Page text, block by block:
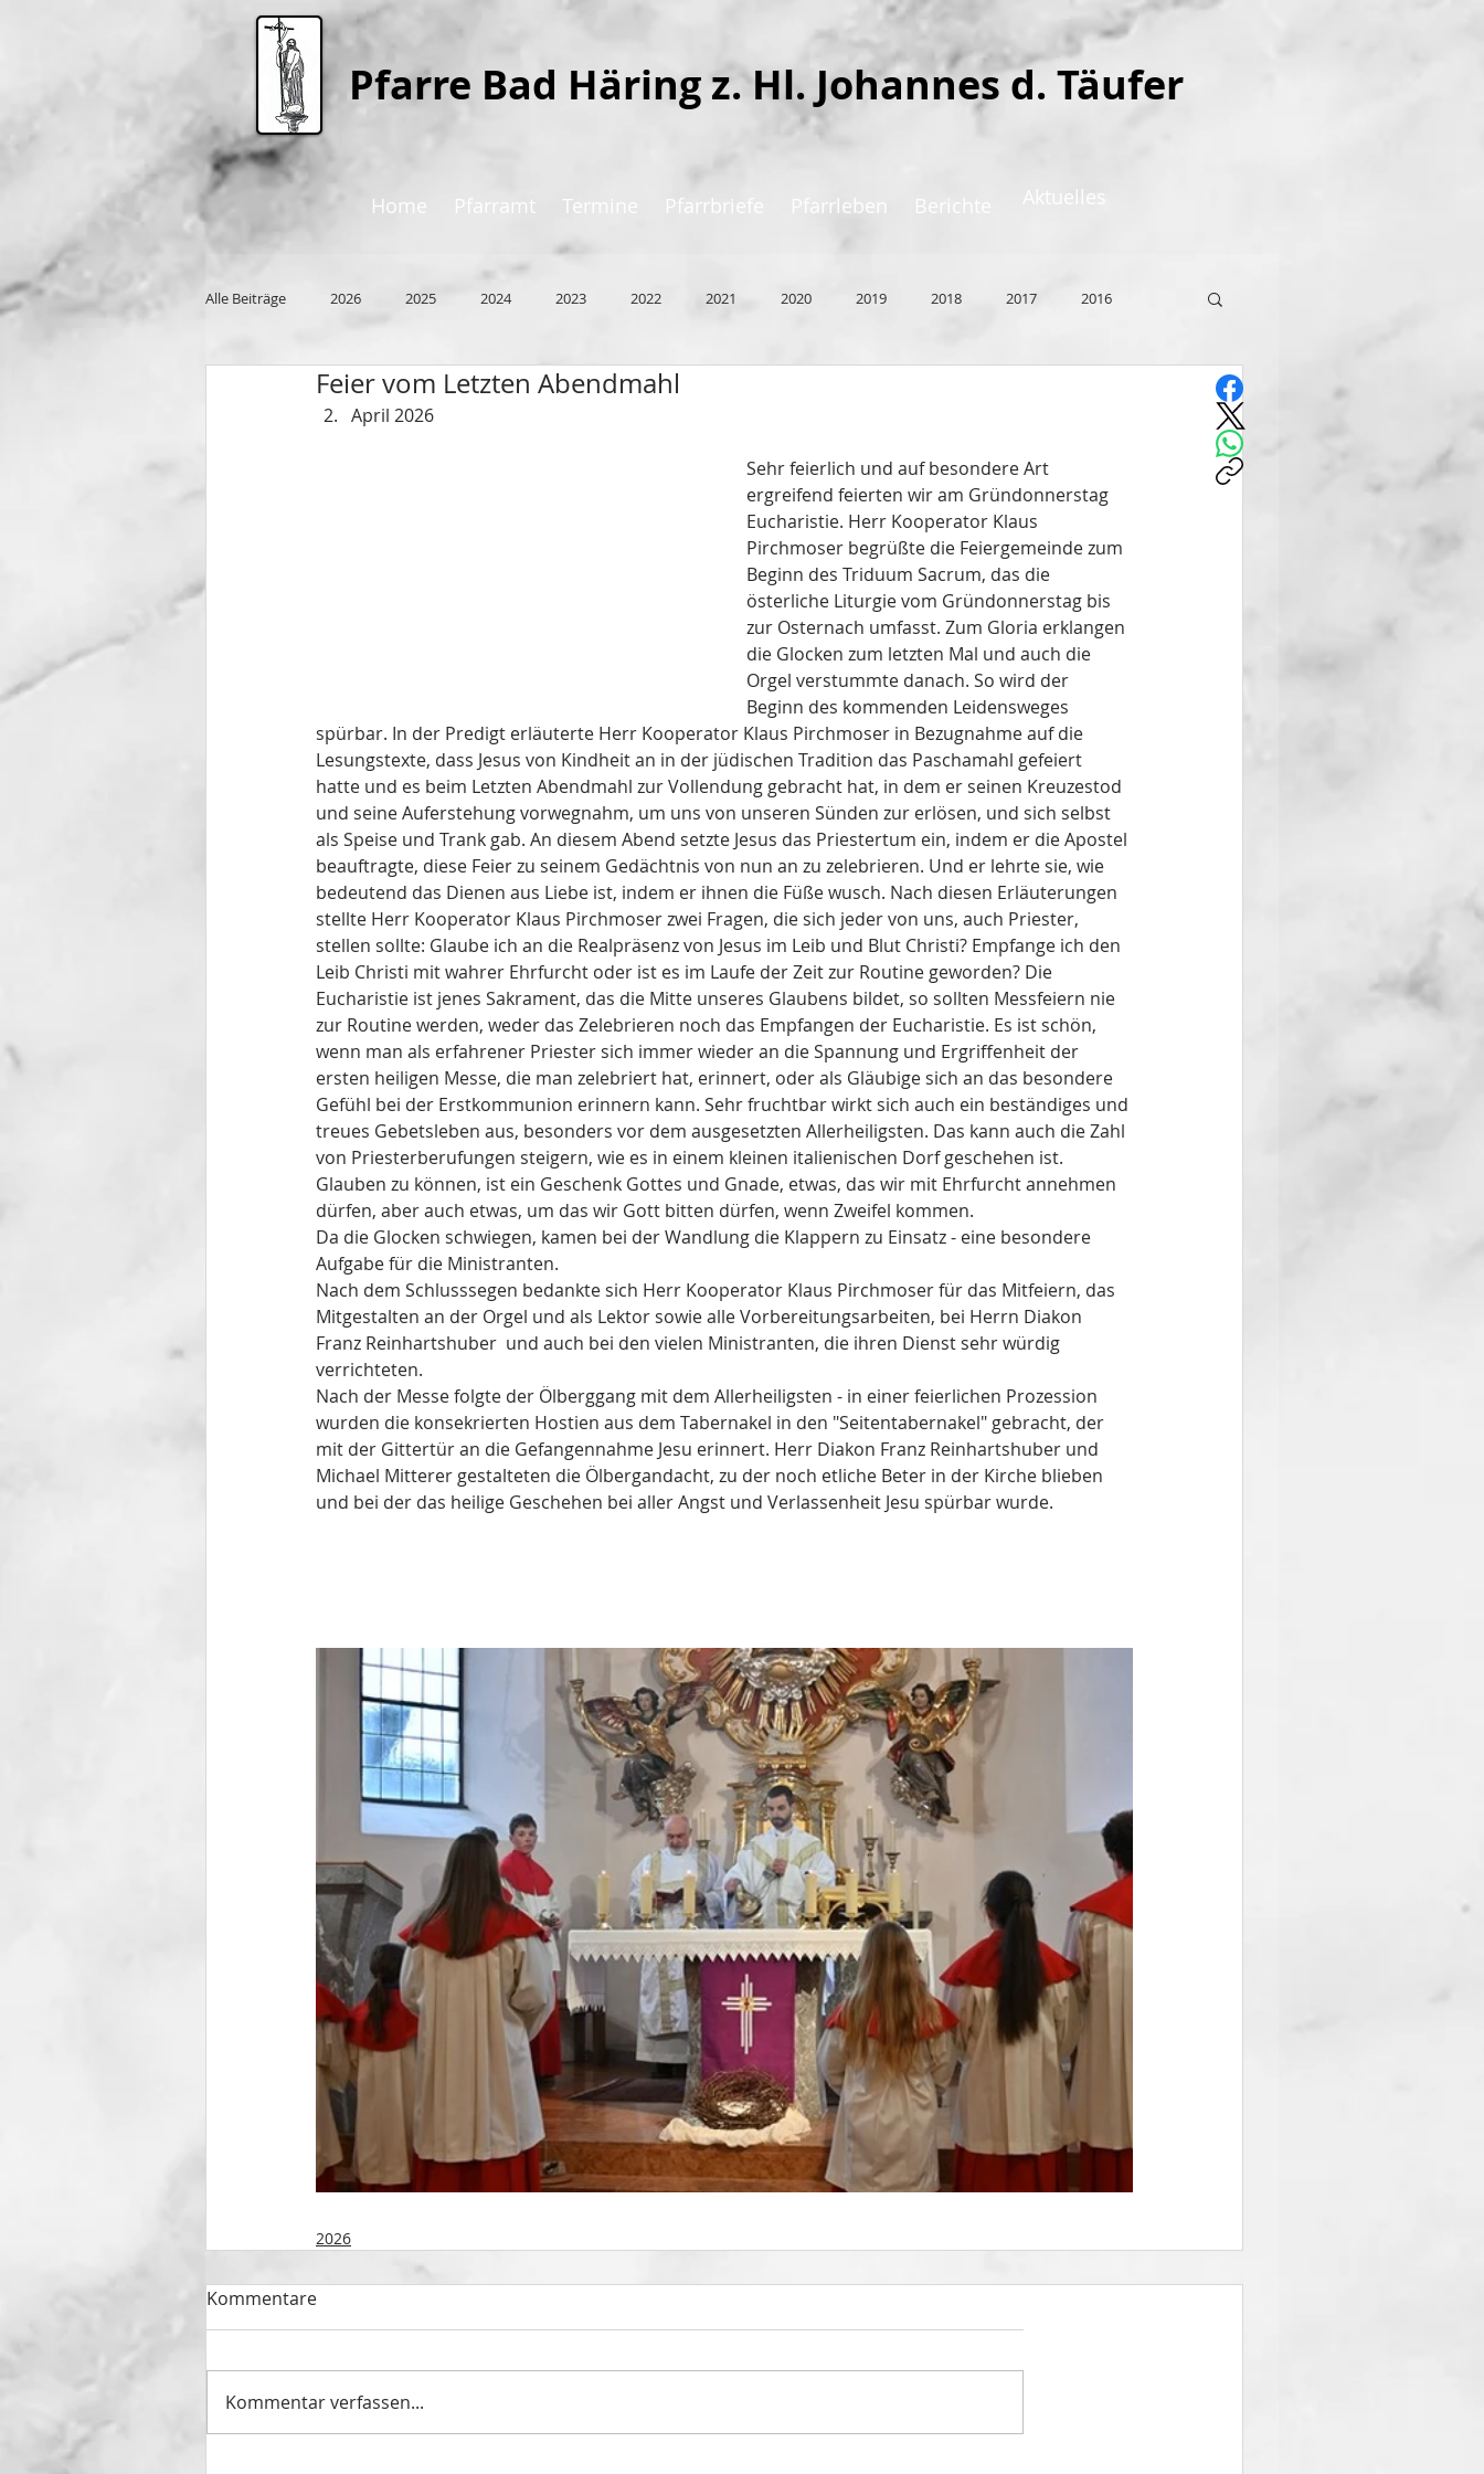
Pfarre Bad Häring z. Hl. Johannes d. Täufer
Home Pfarramt Termine Pfarrbriefe Pfarrleben Berichte Aktuelles
Alle Beiträge 2026 2025 2024 2023 2022 2021 2020 2019 2018 2017 2016
Feier vom Letzten Abendmahl
April 2026
Sehr feierlich und auf besondere Art
ergreifend feierten wir am Gründonnerstag
Eucharistie. Herr Kooperator Klaus
Pirchmoser begrüßte die Feiergemeinde zum
Beginn des Triduum Sacrum, das die
österliche Liturgie vom Gründonnerstag bis
zur Osternach umfasst. Zum Gloria erklangen
die Glocken zum letzten Mal und auch die
Orgel verstummte danach. So wird der
Beginn des kommenden Leidensweges
spürbar. In der Predigt erläuterte Herr Kooperator Klaus Pirchmoser in Bezugnahme auf die
Lesungstexte, dass Jesus von Kindheit an in der jüdischen Tradition das Paschamahl gefeiert
hatte und es beim Letzten Abendmahl zur Vollendung gebracht hat, in dem er seinen Kreuzestod
und seine Auferstehung vorwegnahm, um uns von unseren Sünden zur erlösen, und sich selbst
als Speise und Trank gab. An diesem Abend setzte Jesus das Priestertum ein, indem er die Apostel
beauftragte, diese Feier zu seinem Gedächtnis von nun an zu zelebrieren. Und er lehrte sie, wie
bedeutend das Dienen aus Liebe ist, indem er ihnen die Füße wusch. Nach diesen Erläuterungen
stellte Herr Kooperator Klaus Pirchmoser zwei Fragen, die sich jeder von uns, auch Priester,
stellen sollte: Glaube ich an die Realpräsenz von Jesus im Leib und Blut Christi? Empfange ich den
Leib Christi mit wahrer Ehrfurcht oder ist es im Laufe der Zeit zur Routine geworden? Die
Eucharistie ist jenes Sakrament, das die Mitte unseres Glaubens bildet, so sollten Messfeiern nie
zur Routine werden, weder das Zelebrieren noch das Empfangen der Eucharistie. Es ist schön,
wenn man als erfahrener Priester sich immer wieder an die Spannung und Ergriffenheit der
ersten heiligen Messe, die man zelebriert hat, erinnert, oder als Gläubige sich an das besondere
Gefühl bei der Erstkommunion erinnern kann. Sehr fruchtbar wirkt sich auch ein beständiges und
treues Gebetsleben aus, besonders vor dem ausgesetzten Allerheiligsten. Das kann auch die Zahl
von Priesterberufungen steigern, wie es in einem kleinen italienischen Dorf geschehen ist.
Glauben zu können, ist ein Geschenk Gottes und Gnade, etwas, das wir mit Ehrfurcht annehmen
dürfen, aber auch etwas, um das wir Gott bitten dürfen, wenn Zweifel kommen.
Da die Glocken schwiegen, kamen bei der Wandlung die Klappern zu Einsatz - eine besondere
Aufgabe für die Ministranten.
Nach dem Schlusssegen bedankte sich Herr Kooperator Klaus Pirchmoser für das Mitfeiern, das
Mitgestalten an der Orgel und als Lektor sowie alle Vorbereitungsarbeiten, bei Herrn Diakon
Franz Reinhartshuber  und auch bei den vielen Ministranten, die ihren Dienst sehr würdig
verrichteten.
Nach der Messe folgte der Ölberggang mit dem Allerheiligsten - in einer feierlichen Prozession
wurden die konsekrierten Hostien aus dem Tabernakel in den "Seitentabernakel" gebracht, der
mit der Gittertür an die Gefangennahme Jesu erinnert. Herr Diakon Franz Reinhartshuber und
Michael Mitterer gestalteten die Ölbergandacht, zu der noch etliche Beter in der Kirche blieben
und bei der das heilige Geschehen bei aller Angst und Verlassenheit Jesu spürbar wurde.
2026
Kommentare
Kommentar verfassen...